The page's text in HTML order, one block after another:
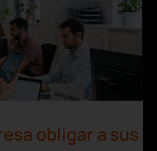
obligar a sus